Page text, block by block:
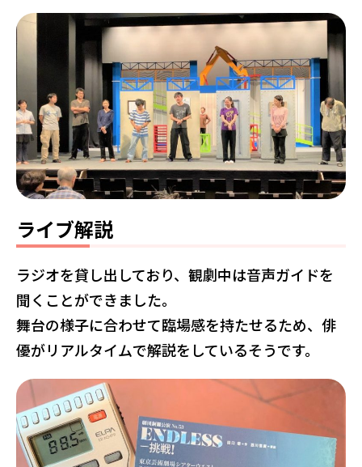
ライブ解説
ラジオを貸し出しており、観劇中は音声ガイドを
聞くことができました。
舞台の様子に合わせて臨場感を持たせるため、俳
優がリアルタイムで解説をしているそうです。